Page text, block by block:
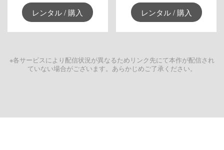
レンタル / 購入 レンタル / 購入
※各サービスにより配信状況が異なるためリンク先にて本作が配信され
ていない場合がございます。あらかじめご了承ください。